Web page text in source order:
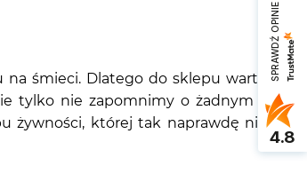
śmieci. Dlatego do sklepu warto
tylko nie zapomnimy o żadnym z
żywności, której tak naprawdę nie
SPRAWDŹ OPINIE
4.8